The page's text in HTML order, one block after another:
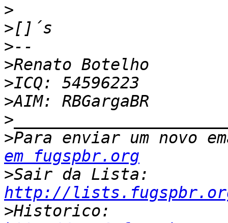
>
>
>
>
>
>
>
>Para enviar um novo
em fugspbr.org
>
http://
>